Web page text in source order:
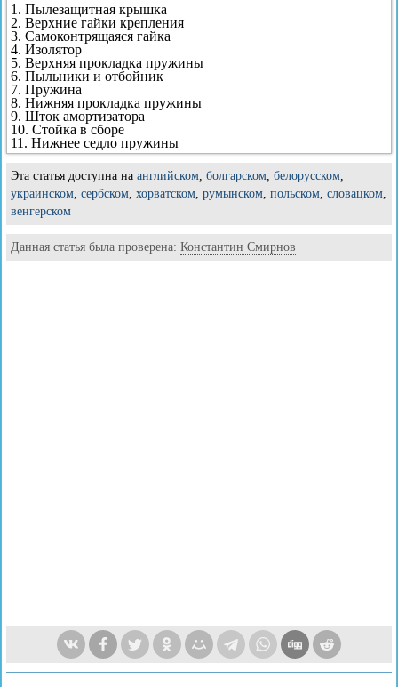
1. Пылезащитная крышка
2. Верхние гайки крепления
3. Самоконтрящаяся гайка
4. Изолятор
5. Верхняя прокладка пружины
6. Пыльники и отбойник
7. Пружина
8. Нижняя прокладка пружины
9. Шток амортизатора
10. Стойка в сборе
11. Нижнее седло пружины
Эта статья доступна на английском болгарском белорусском
украинском сербском хорватском румынском польском словацком
венгерском
Данная статья была проверена: Константин Смирнов